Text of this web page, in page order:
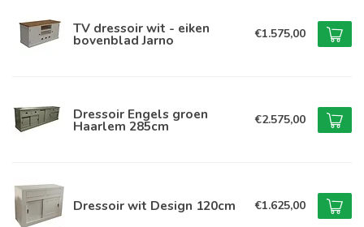
TV dressoir wit - eiken
bovenblad Jarno €1.575,00
Dressoir Engels groen
Haarlem 285cm €2.575,00
Dressoir wit Design 120cm €1.625,00